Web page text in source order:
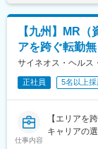
・日本にお
稼働してい
変更の範囲
《具体的に
■新薬のプロ
■長期収載品
■ジェネリッ
※プロジェ
ェクトが出
ご認識の程
■エリアを
初任地希望
【九州】MR
アを跨ぐ転勤
サイネオス・ヘルス
正社員 5名以上採
仕事内容
【エリアを
キャリアの